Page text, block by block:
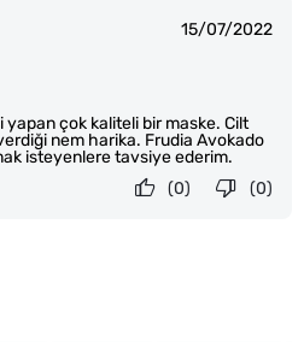
15/07/2022
çok kaliteli bir maske. Cilt
nem harika. Frudia Avokado
isteyenlere tavsiye ederim.
(0)
(0)